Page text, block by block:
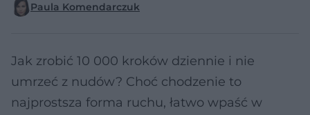
Paula Komendarczuk
Jak zrobić 10 000 kroków dziennie i nie
umrzeć z nudów? Choć chodzenie to
najprostsza forma ruchu, łatwo wpaść w